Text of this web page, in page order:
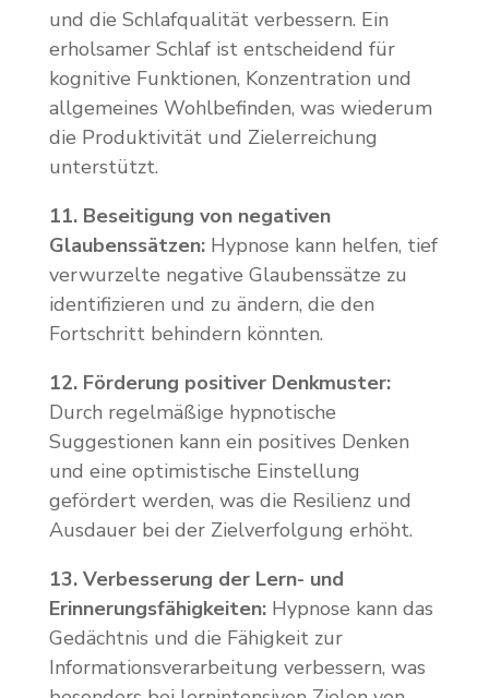
und die Schlafqualität verbessern. Ein
erholsamer Schlaf ist entscheidend für
kognitive Funktionen, Konzentration und
allgemeines Wohlbefinden, was wiederum
die Produktivität und Zielerreichung
unterstützt.
11. Beseitigung von negativen
Glaubenssätzen:Hypnose kann helfen, tief
verwurzelte negative Glaubenssätze zu
identifizieren und zu ändern, die den
Fortschritt behindern könnten.
12. Förderung positiver Denkmuster:
Durch regelmäßige hypnotische
Suggestionen kann ein positives Denken
und eine optimistische Einstellung
gefördert werden, was die Resilienz und
Ausdauer bei der Zielverfolgung erhöht.
13. Verbesserung der Lern- und
Erinnerungsfähigkeiten:Hypnose kann das
Gedächtnis und die Fähigkeit zur
Informationsverarbeitung verbessern, was